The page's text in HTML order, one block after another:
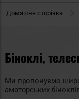
Домашня сторінка
Біноклі,
Ми пропонуємо
аматорських